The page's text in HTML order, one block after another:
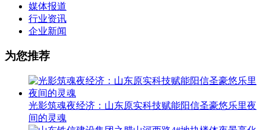
媒体报道
行业资讯
企业新闻
为您推荐
光影筑魂夜经济：山东原实科技赋能阳信圣豪悠乐里夜
间的灵魂